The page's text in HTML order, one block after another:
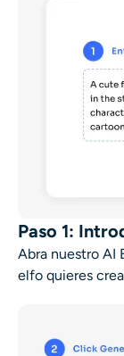
Paso 1:
Abra nuestro AI
elfo quieres